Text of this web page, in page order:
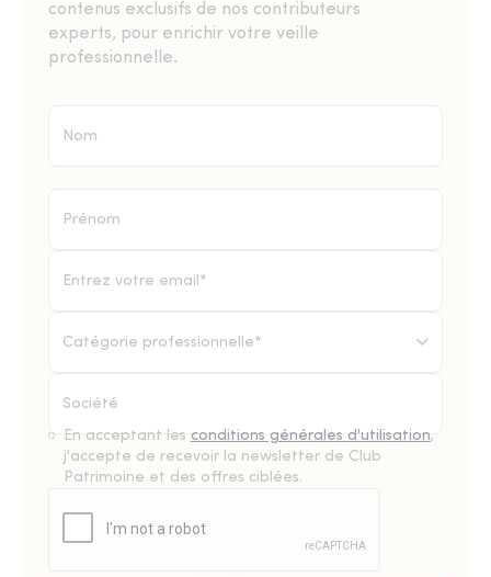
contenus exclusifs de nos contributeurs
experts, pour enrichir votre veille
professionnelle.
Catégorie professionnelle*
En acceptant les conditions générales d'utilisation,
j'accepte de recevoir la newsletter de Club
Patrimoine et des offres ciblées.